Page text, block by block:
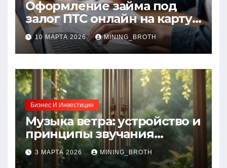
Оформление займа под
залог ПТС онлайн на карту
без визита в офис: порядок,
требования и документы
10 МАРТА 2026 MINING_BROTH
Бизнес И Инвестиции
Музыка ветра: устройство и
принципы звучания
колокольчиков
3 МАРТА 2026 MINING_BROTH